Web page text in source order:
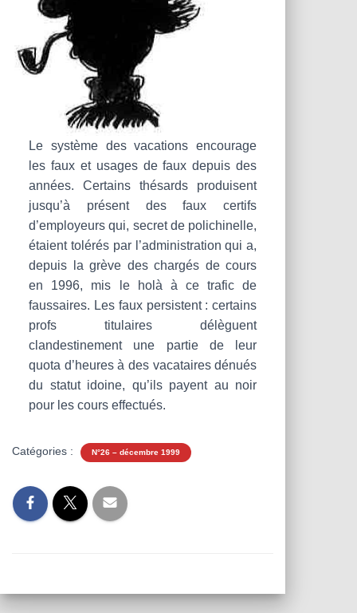
Le système des vacations encourage
les faux et usages de faux depuis des
années. Certains thésards produisent
jusqu’à présent des faux certifs
d’employeurs qui, secret de polichinelle,
étaient tolérés par l’administration qui a,
depuis la grève des chargés de cours
en 1996, mis le holà à ce trafic de
faussaires. Les faux persistent : certains
profs titulaires délèguent
clandestinement une partie de leur
quota d’heures à des vacataires dénués
du statut idoine, qu’ils payent au noir
pour les cours effectués.
Catégories : N°26 – décembre 1999